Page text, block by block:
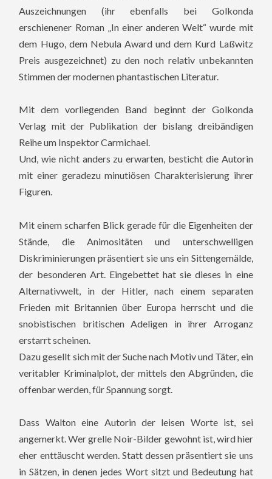
Auszeichnungen (ihr ebenfalls bei Golkonda
erschienener Roman „In einer anderen Welt“ wurde mit
dem Hugo, dem Nebula Award und dem Kurd Laßwitz
Preis ausgezeichnet) zu den noch relativ unbekannten
Stimmen der modernen phantastischen Literatur.
Mit dem vorliegenden Band beginnt der Golkonda
Verlag mit der Publikation der bislang dreibändigen
Reihe um Inspektor Carmichael.
Und, wie nicht anders zu erwarten, besticht die Autorin
mit einer geradezu minutiösen Charakterisierung ihrer
Figuren.
Mit einem scharfen Blick gerade für die Eigenheiten der
Stände, die Animositäten und unterschwelligen
Diskriminierungen präsentiert sie uns ein Sittengemälde,
der besonderen Art. Eingebettet hat sie dieses in eine
Alternativwelt, in der Hitler, nach einem separaten
Frieden mit Britannien über Europa herrscht und die
snobistischen britischen Adeligen in ihrer Arroganz
erstarrt scheinen.
Dazu gesellt sich mit der Suche nach Motiv und Täter, ein
veritabler Kriminalplot, der mittels den Abgründen, die
offenbar werden, für Spannung sorgt.
Dass Walton eine Autorin der leisen Worte ist, sei
angemerkt. Wer grelle Noir-Bilder gewohnt ist, wird hier
eher enttäuscht werden. Statt dessen präsentiert sie uns
in Sätzen, in denen jedes Wort sitzt und Bedeutung hat